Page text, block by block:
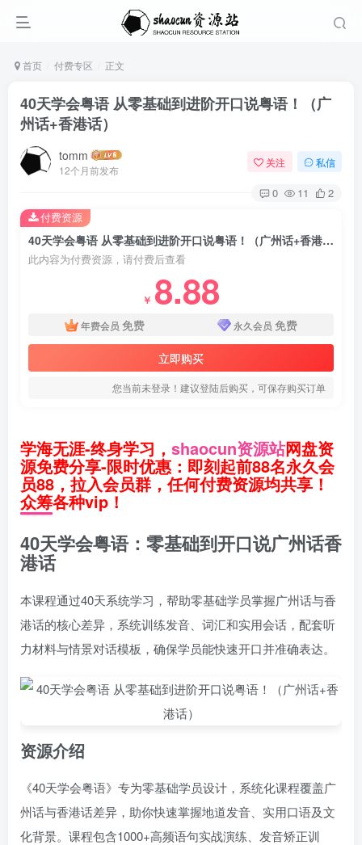
首页 付费专区 正文
40天学会粤语 从零基础到进阶开口说粤语！（广
州话+香港话）
tomm
12个月前发布
关注 私信
0 11 2
40天学会粤语 从零基础到进阶开口说粤语！（广州话+香港话）
此内容为付费资源，请付费后查看
￥ 8.88
年费会员 免费 永久会员 免费
立即购买
您当前未登录！建议登陆后购买，可保存购买订单
付费资源
学海无涯-终身学习， shaocun资源站网盘资
源免费分享-限时优惠：即刻起前88名永久会
员88，拉入会员群，任何付费资源均共享！
众筹各种vip！
40天学会粤语：零基础到开口说广州话香
港话
本课程通过40天系统学习，帮助零基础学员掌握广州话与香
港话的核心差异，系统训练发音、词汇和实用会话，配套听
力材料与情景对话模板，确保学员能快速开口并准确表达。
资源介绍
《40天学会粤语》专为零基础学员设计，系统化课程覆盖广
州话与香港话差异，助你快速掌握地道发音、实用口语及文
化背景。课程包含1000+高频语句实战演练、发音矫正训